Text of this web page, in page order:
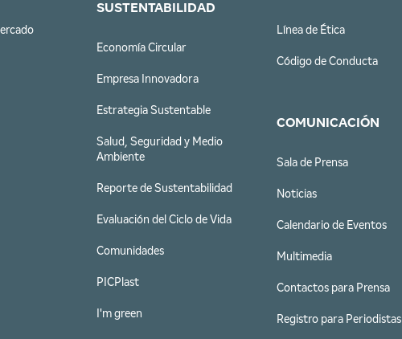
SUSTENTABILIDAD
Economía Circular
Empresa Innovadora
Estrategia Sustentable
Salud, Seguridad y Medio
Ambiente
Reporte de Sustentabilidad
Evaluación del Ciclo de Vida
Comunidades
PICPlast
I'm green
Línea de Ética
Código de Conducta
COMUNICACIÓN
Sala de Prensa
Noticias
Calendario de Eventos
Multimedia
Contactos para Prensa
Registro para Periodistas